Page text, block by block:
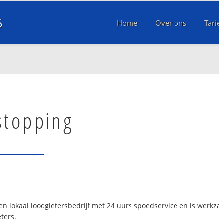
Home Over ons
lokaal loodgietersbedrijf met 24 uurs spoedservice en is